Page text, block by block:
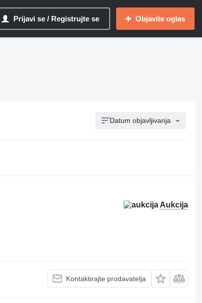
Prijavi se / Registrujte se Objavite oglas
Datum objavljivanja
Aukcija
Kontaktirajte prodavatelja